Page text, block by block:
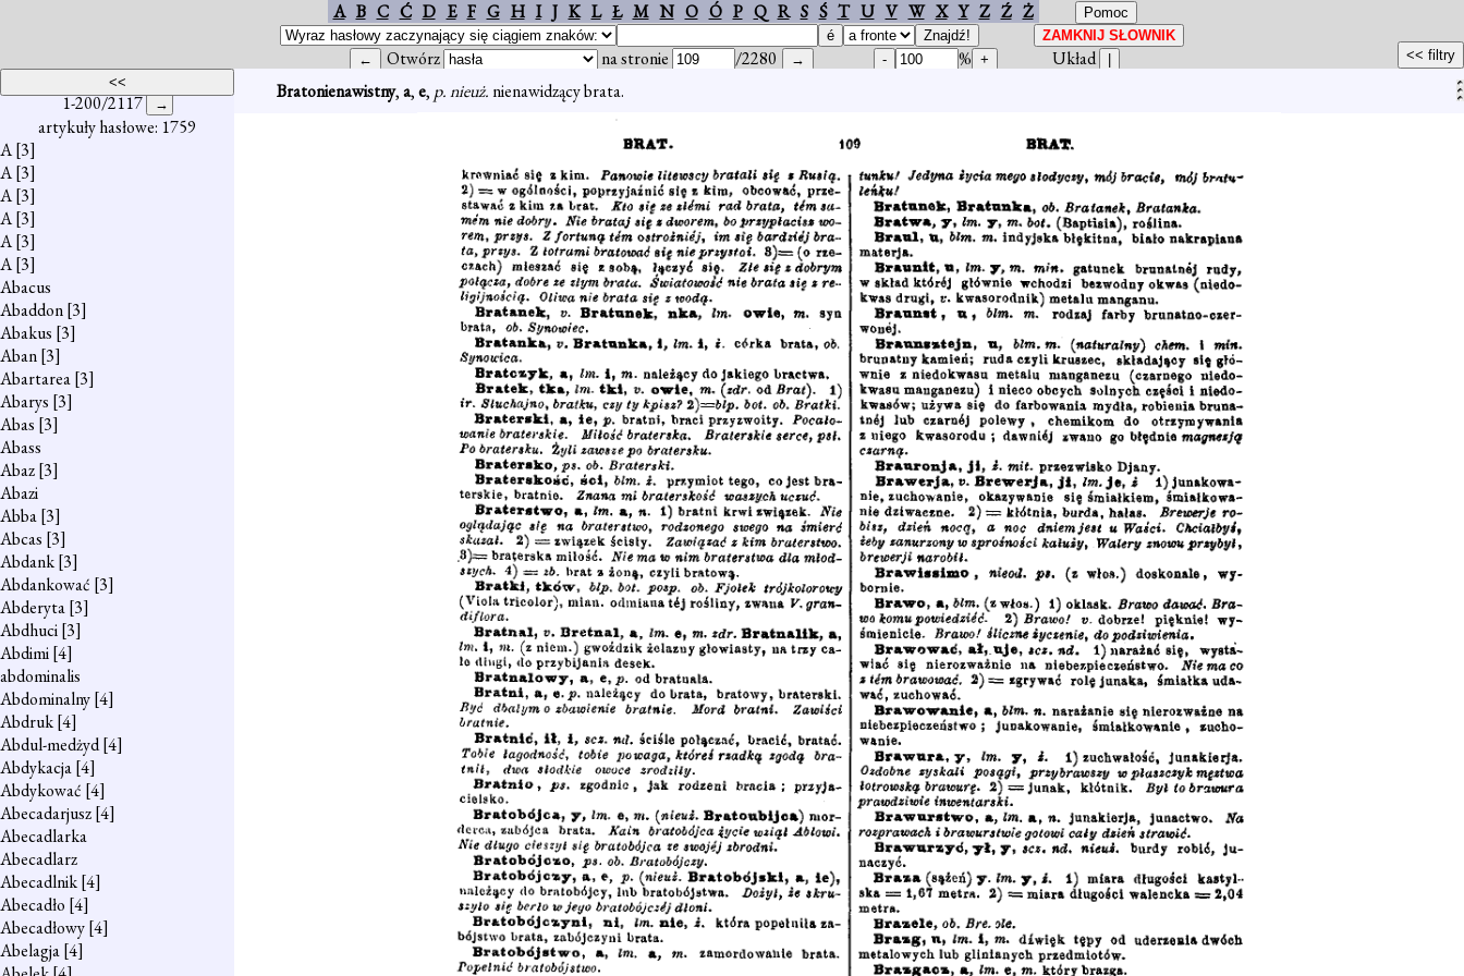
A B C Ć D E F G H I J K L Ł M N O Ó P Q R S Ś T U V W X Y Z Ź Ż
Otwórz na stronie /2280 %
Układ
1-200/2117
artykuły hasłowe: 1759
A[3]
A[3]
A[3]
A[3]
A[3]
A[3]
Abacus
Abaddon[3]
Abakus [3]
Aban[3]
Abartarea[3]
Abarys [3]
Abas [3]
Abass
Abaz[3]
Abazi
Abba[3]
Abcas [3]
Abdank[3]
Abdankować [3]
Abderyta[3]
Abdhuci[3]
Abdimi[4]
abdominalis
Abdominalny[4]
Abdruk[4]
Abdul-medżyd[4]
Abdykacja[4]
Abdykować [4]
Abecadarjusz[4]
Abecadlarka
Abecadlarz
Abecadlnik[4]
Abecadło [4]
Abecadłowy[4]
Abelagja[4]
Bratonienawistny,a,e, p. nieuż.nienawidzący brata.